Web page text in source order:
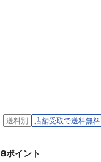
送料別 店舗受取で送料無料
8ポイント